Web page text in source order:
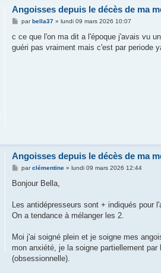
Angoisses depuis le décès de ma
M
s
a
parbella37» lundi 09 mars 2026 10:07
c ce que l'on ma dit a l'époque j'avais vu
guéri pas vraiment mais c'est par periode
Angoisses depuis le décès de ma
M
s
g
parclémentine» lundi 09 mars 2026 12:44
Bonjour Bella,
Les antidépresseurs sont + indiqués pour
On a tendance à mélanger les 2.
Moi j'ai soigné plein et je soigne mes
mon anxiété, je la soigne partiellement
(obsessionnelle).